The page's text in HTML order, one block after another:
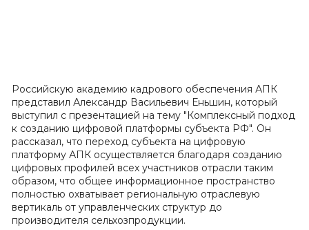
Российскую академию кадрового обеспечения АПК
представил Александр Васильевич Еньшин, который
выступил с презентацией на тему "Комплексный подход
к созданию цифровой платформы субъекта РФ". Он
рассказал, что переход субъекта на цифровую
платформу АПК осуществляется благодаря созданию
цифровых профилей всех участников отрасли таким
образом, что общее информационное пространство
полностью охватывает региональную отраслевую
вертикаль от управленческих структур до
производителя сельхозпродукции.